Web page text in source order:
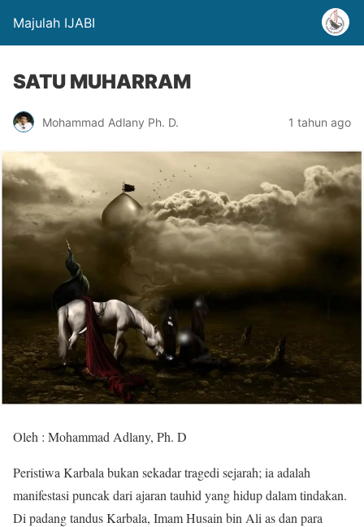
Majulah IJABI
SATU MUHARRAM
Mohammad Adlany Ph. D. 1 tahun ago
Oleh : Mohammad Adlany, Ph. D
Peristiwa Karbala bukan sekadar tragedi sejarah; ia adalah
manifestasi puncak dari ajaran tauhid yang hidup dalam tindakan.
Di padang tandus Karbala, Imam Husain bin Ali as dan para